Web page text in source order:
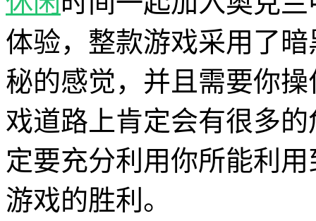
体验，整款游戏采用了
秘的感觉，并且需要你
戏道路上肯定会有很多
定要充分利用你所能利
游戏的胜利。